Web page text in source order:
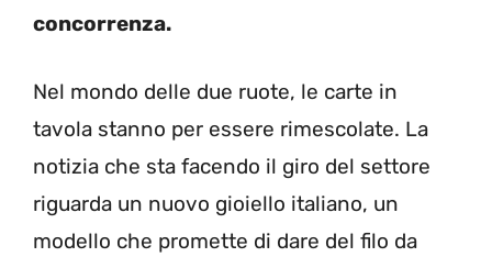
concorrenza.
Nel mondo delle due ruote, le carte in
tavola stanno per essere rimescolate. La
notizia che sta facendo il giro del settore
riguarda un nuovo gioiello italiano, un
modello che promette di dare del filo da